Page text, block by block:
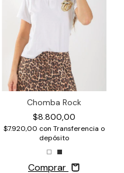
Chomba Rock
$8.800,00
$7.920,00 con Transferencia o
depósito
Comprar